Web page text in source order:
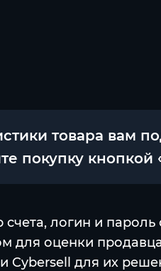
товара вам
покупку кнопкой
логин и пароль
оценки
Cybersell для их